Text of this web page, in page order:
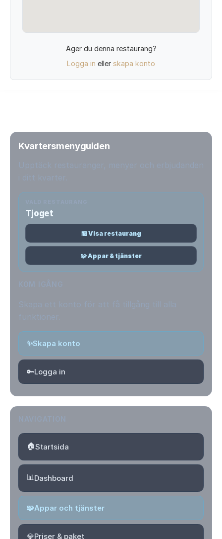
Äger du denna restaurang?
Logga in eller skapa konto
Kvartersmenyguiden
Tjoget
🏪 Visa restaurang
🧩 Appar & tjänster
✨Skapa konto
🔑Logga in
🏠Startsida
📊Dashboard
🧩Appar och tjänster
💎Priser & paket